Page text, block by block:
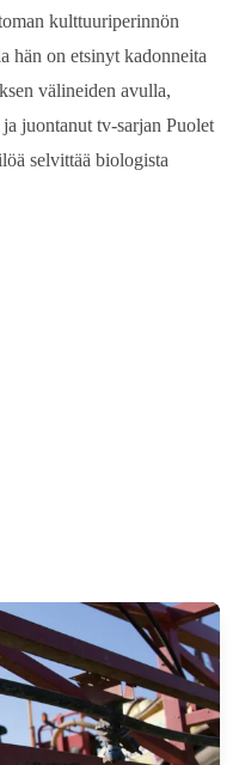
kulttuuriperinnön
hän on etsinyt kadonneita
välineiden avulla,
juontanut tv-sarjan Puolet
selvittää biologista